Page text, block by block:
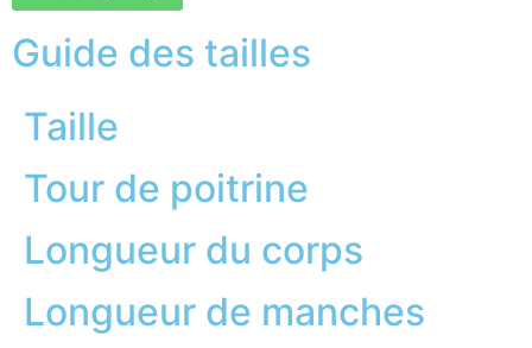
Guide des tailles
Taille
Tour de poitrine
Longueur du corps
Longueur de manches